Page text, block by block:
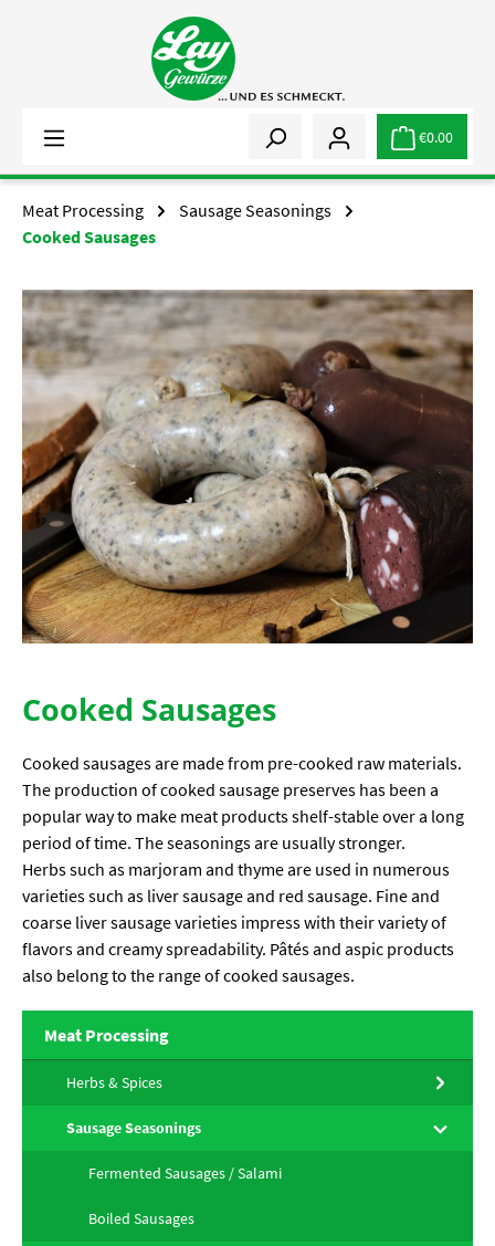
€0.00
Meat Processing
Sausage Seasonings
Cooked Sausages
Cooked Sausages
Cooked sausages are made from pre-cooked raw materials.
The production of cooked sausage preserves has been a
popular way to make meat products shelf-stable over a long
period of time. The seasonings are usually stronger.
Herbs such as marjoram and thyme are used in numerous
varieties such as liver sausage and red sausage. Fine and
coarse liver sausage varieties impress with their variety of
flavors and creamy spreadability. Pâtés and aspic products
also belong to the range of cooked sausages.
Meat Processing
Herbs & Spices
Sausage Seasonings
Fermented Sausages / Salami
Boiled Sausages